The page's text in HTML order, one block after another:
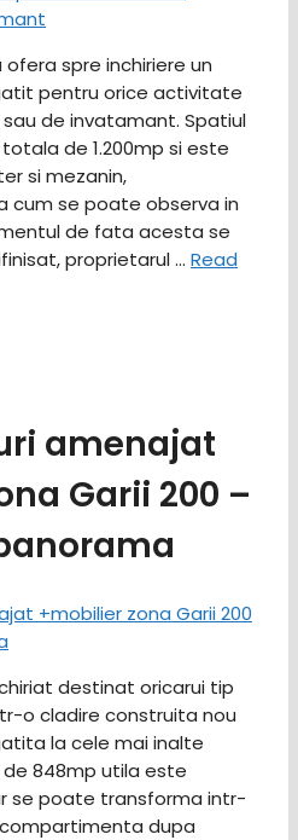
spre inchiriere un
pentru orice activitate
de invatamant. Spatiul
de 1.200mp si este
si mezanin,
se poate observa in
de fata acesta se
proprietarul … Read
amenajat
Garii 200 –
destinat oricarui tip
o cladire construita nou
la cele mai inalte
848mp utila este
se poate transforma intr-
dupa